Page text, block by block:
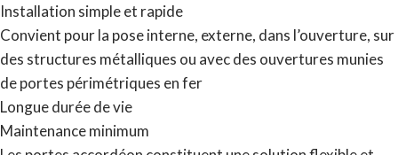
Installation simple et rapide
Convient pour la pose interne, externe, dans l’ouverture, sur
des structures métalliques ou avec des ouvertures munies
de portes périmétriques en fer
Longue durée de vie
Maintenance minimum